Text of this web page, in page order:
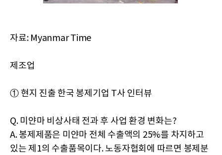
자료: Myanmar Time
제조업
① 현지 진출 한국 봉제기업 T사 인터뷰
Q. 미얀마 비상사태 전과 후 사업 환경 변화는?
A. 봉제제품은 미얀마 전체 수출액의 25%를 차지하고
있는 제1의 수출품목이다. 노동자협회에 따르면 봉제분